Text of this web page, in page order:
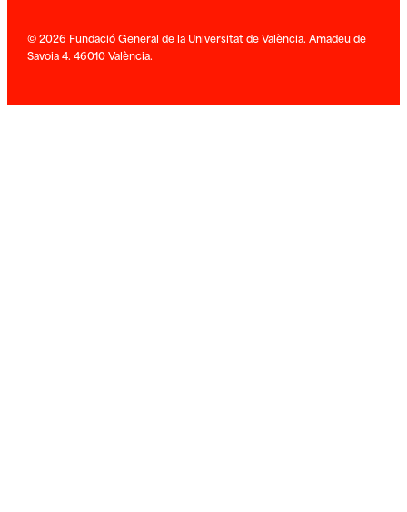
© 2026 Fundació General de la Universitat de València. Amadeu de
Savoia 4. 46010 València.